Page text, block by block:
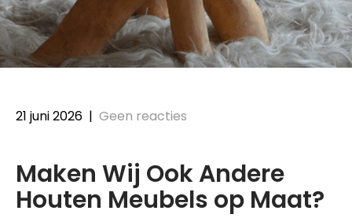
21 juni 2026 | Geen reacties
Maken Wij Ook Andere
Houten Meubels op Maat?